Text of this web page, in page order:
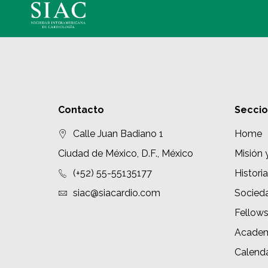
Contacto
Calle Juan Badiano 1
Ciudad de México, D.F., México
(+52) 55-55135177
siac@siacardio.com
Home
Misión
Historia
Fellows